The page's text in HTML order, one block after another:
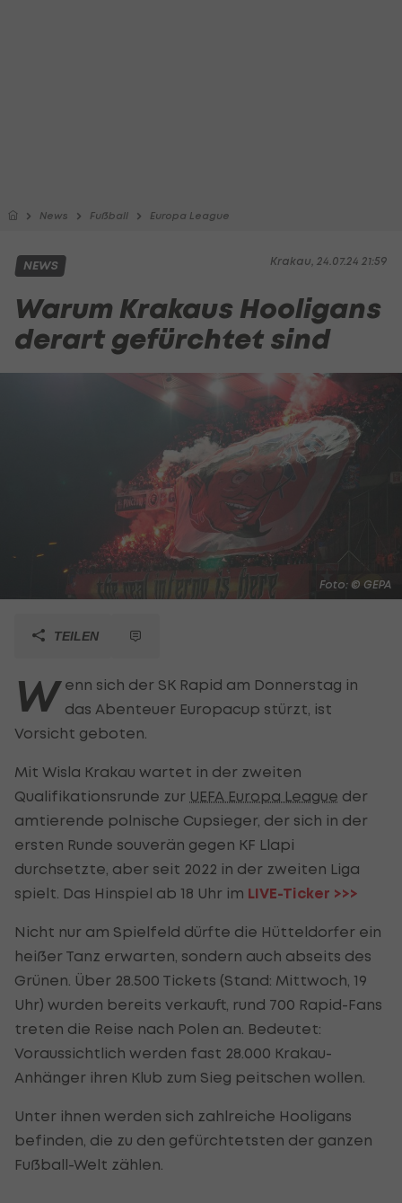
News Fußball Europa League
Krakau, 24.07.24 21:59
NEWS
Warum Krakaus Hooligans
derart gefürchtet sind
Foto: © GEPA
TEILEN
W enn sich der SK Rapid am Donnerstag in
das Abenteuer Europacup stürzt, ist
Vorsicht geboten.
Mit Wisla Krakau wartet in der zweiten
Qualifikationsrunde zur UEFA Europa League der
amtierende polnische Cupsieger, der sich in der
ersten Runde souverän gegen KF Llapi
durchsetzte, aber seit 2022 in der zweiten Liga
spielt. Das Hinspiel ab 18 Uhr im LIVE-Ticker >>>
Nicht nur am Spielfeld dürfte die Hütteldorfer ein
heißer Tanz erwarten, sondern auch abseits des
Grünen. Über 28.500 Tickets (Stand: Mittwoch, 19
Uhr) wurden bereits verkauft, rund 700 Rapid-Fans
treten die Reise nach Polen an. Bedeutet:
Voraussichtlich werden fast 28.000 Krakau-
Anhänger ihren Klub zum Sieg peitschen wollen.
Unter ihnen werden sich zahlreiche Hooligans
befinden, die zu den gefürchtetsten der ganzen
Fußball-Welt zählen.